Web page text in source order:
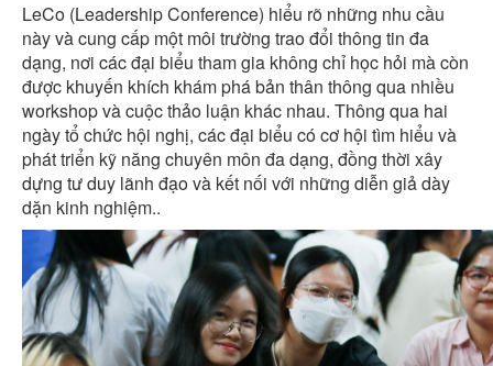
LeCo (Leadership Conference) hiểu rõ những nhu cầu
này và cung cấp một môi trường trao đổi thông tin đa
dạng, nơi các đại biểu tham gia không chỉ học hỏi mà còn
được khuyến khích khám phá bản thân thông qua nhiều
workshop và cuộc thảo luận khác nhau. Thông qua hai
ngày tổ chức hội nghị, các đại biểu có cơ hội tìm hiểu và
phát triển kỹ năng chuyên môn đa dạng, đồng thời xây
dựng tư duy lãnh đạo và kết nối với những diễn giả dày
dặn kinh nghiệm..